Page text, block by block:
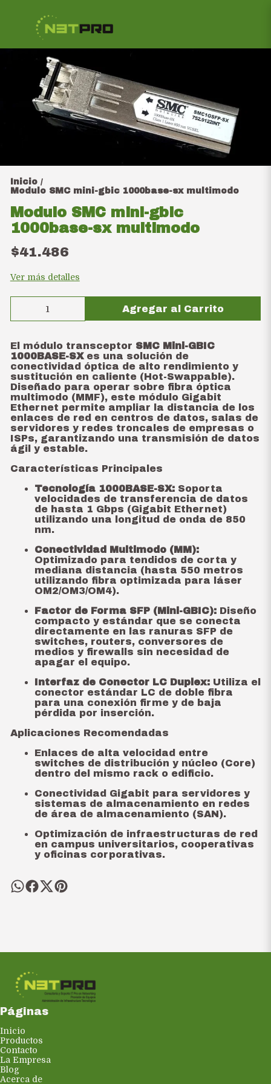
Inicio /
Modulo SMC mini-gbic 1000base-sx multimodo
Modulo SMC mini-gbic
1000base-sx multimodo
$41.486
Ver más detalles
Agregar al Carrito
El módulo transceptor SMC Mini-GBIC
1000BASE-SXes una solución de
conectividad óptica de alto rendimiento y
sustitución en caliente (Hot-Swappable).
Diseñado para operar sobre fibra óptica
multimodo (MMF), este módulo Gigabit
Ethernet permite ampliar la distancia de los
enlaces de red en centros de datos, salas de
servidores y redes troncales de empresas o
ISPs, garantizando una transmisión de datos
ágil y estable.
Características Principales
Tecnología 1000BASE-SX:Soporta
velocidades de transferencia de datos
de hasta 1 Gbps (Gigabit Ethernet)
utilizando una longitud de onda de 850
nm.
Conectividad Multimodo (MM):
Optimizado para tendidos de corta y
mediana distancia (hasta 550 metros
utilizando fibra optimizada para láser
OM2/OM3/OM4).
Factor de Forma SFP (Mini-GBIC):Diseño
compacto y estándar que se conecta
directamente en las ranuras SFP de
switches, routers, conversores de
medios y firewalls sin necesidad de
apagar el equipo.
Interfaz de Conector LC Duplex:Utiliza el
conector estándar LC de doble fibra
para una conexión firme y de baja
pérdida por inserción.
Aplicaciones Recomendadas
Enlaces de alta velocidad entre
switches de distribución y núcleo (Core)
dentro del mismo rack o edificio.
Conectividad Gigabit para servidores y
sistemas de almacenamiento en redes
de área de almacenamiento (SAN).
Optimización de infraestructuras de red
en campus universitarios, cooperativas
y oficinas corporativas.
Páginas
Inicio
Productos
Contacto
La Empresa
Blog
Acerca de